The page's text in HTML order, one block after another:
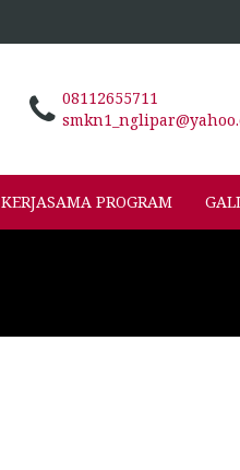
08112655711
KERJASAMA PROGRAM